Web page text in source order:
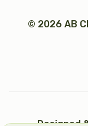
© 2026 AB